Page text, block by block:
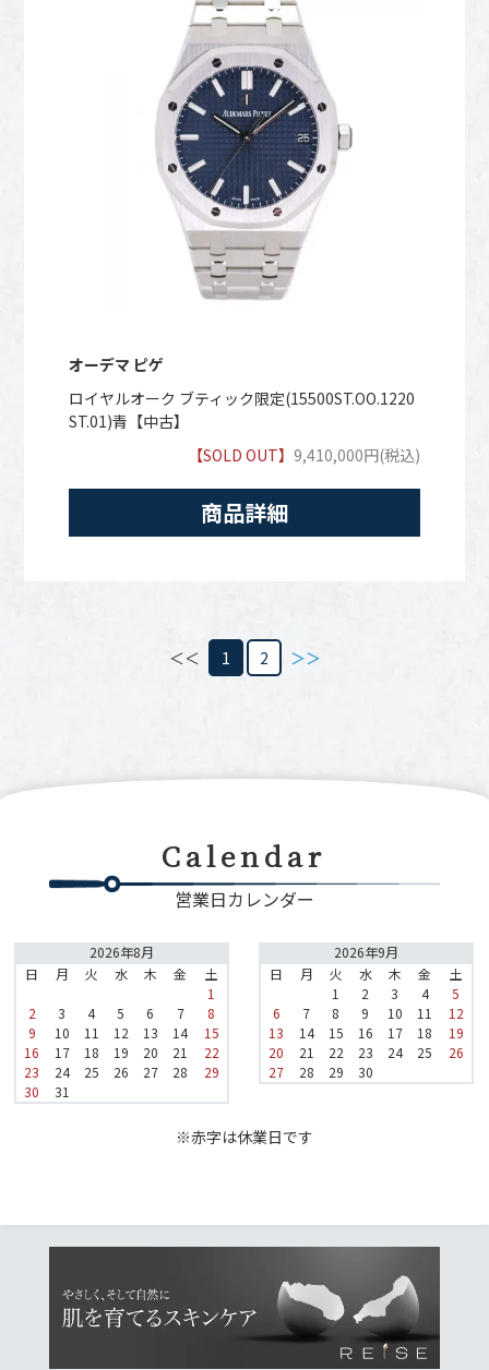
オーデマ ピゲ
ロイヤルオーク ブティック限定(15500ST.OO.1220
ST.01)青【中古】
【SOLD OUT】9,410,000円(税込)
商品詳細
＜＜ 1 2 ＞＞
Calendar
営業日カレンダー
2026年8月
日
月 火 水 木 金
土
1
2
3 4 5 6 7
8
9
10 11 12 13 14
15
16
17 18 19 20 21
22
23
24 25 26 27 28
29
30
31
2026年9月
日
月 火 水 木 金
土
1
2 3 4
5
6
7 8 9 10 11
12
13
14 15 16 17 18
19
20
21 22 23 24 25
26
27
28 29 30
※赤字は休業日です